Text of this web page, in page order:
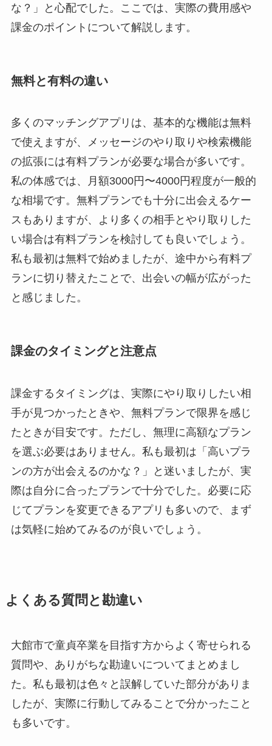
な？」と心配でした。ここでは、実際の費用感や
課金のポイントについて解説します。
無料と有料の違い
多くのマッチングアプリは、基本的な機能は無料
で使えますが、メッセージのやり取りや検索機能
の拡張には有料プランが必要な場合が多いです。
私の体感では、月額3000円〜4000円程度が一般的
な相場です。無料プランでも十分に出会えるケー
スもありますが、より多くの相手とやり取りした
い場合は有料プランを検討しても良いでしょう。
私も最初は無料で始めましたが、途中から有料プ
ランに切り替えたことで、出会いの幅が広がった
と感じました。
課金のタイミングと注意点
課金するタイミングは、実際にやり取りしたい相
手が見つかったときや、無料プランで限界を感じ
たときが目安です。ただし、無理に高額なプラン
を選ぶ必要はありません。私も最初は「高いプラ
ンの方が出会えるのかな？」と迷いましたが、実
際は自分に合ったプランで十分でした。必要に応
じてプランを変更できるアプリも多いので、まず
は気軽に始めてみるのが良いでしょう。
よくある質問と勘違い
大館市で童貞卒業を目指す方からよく寄せられる
質問や、ありがちな勘違いについてまとめまし
た。私も最初は色々と誤解していた部分がありま
したが、実際に行動してみることで分かったこと
も多いです。